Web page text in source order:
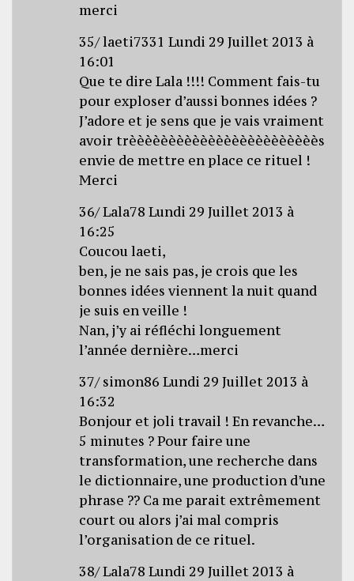
merci
35/ laeti7331 Lundi 29 Juillet 2013 à
16:01
Que te dire Lala !!!! Comment fais-tu
pour exploser d’aussi bonnes idées ?
J’adore et je sens que je vais vraiment
avoir trèèèèèèèèèèèèèèèèèèèèèèèès
envie de mettre en place ce rituel !
Merci
36/ Lala78 Lundi 29 Juillet 2013 à
16:25
Coucou laeti,
ben, je ne sais pas, je crois que les
bonnes idées viennent la nuit quand
je suis en veille !
Nan, j’y ai réfléchi longuement
l’année dernière…merci
37/ simon86 Lundi 29 Juillet 2013 à
16:32
Bonjour et joli travail ! En revanche…
5 minutes ? Pour faire une
transformation, une recherche dans
le dictionnaire, une production d’une
phrase ?? Ca me parait extrêmement
court ou alors j’ai mal compris
l’organisation de ce rituel.
38/ Lala78 Lundi 29 Juillet 2013 à